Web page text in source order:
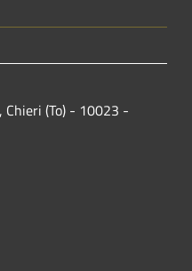
Chieri (To) - 10023 -